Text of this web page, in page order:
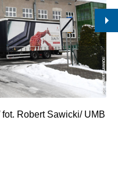
Robert Sawicki/ UMB